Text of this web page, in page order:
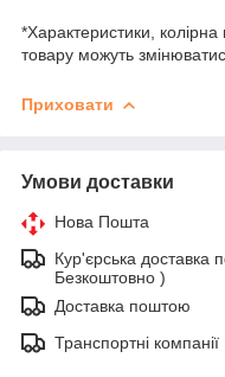
*Характеристики,
товару можуть
Приховати
Умови доставки
Нова Пошта
Кур'єрська доставка
Безкоштовно )
Доставка поштою
Транспортні компанії